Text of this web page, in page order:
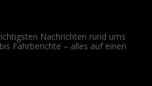
Nachrichten rund ums
Fahrberichte – alles auf einen